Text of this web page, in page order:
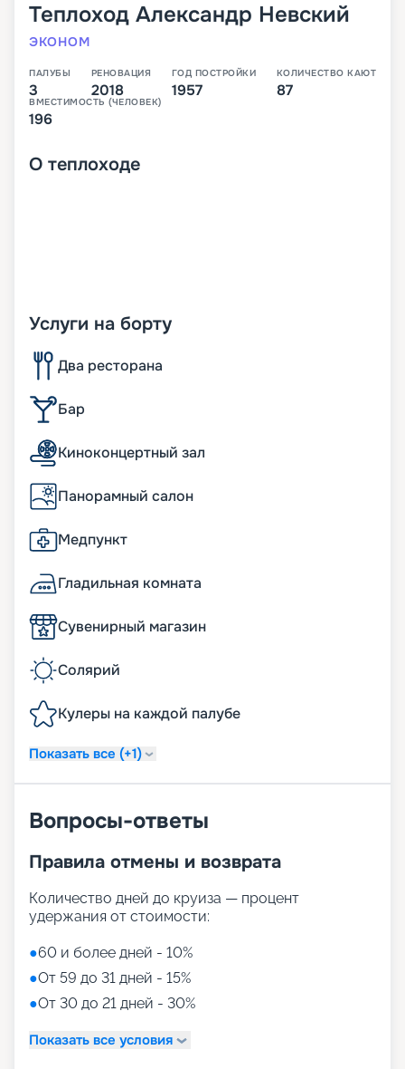
Теплоход Александр Невский
ЭКОНОМ
ПАЛУБЫ
3
РЕНОВАЦИЯ
2018
ГОД ПОСТРОЙКИ
1957
КОЛИЧЕСТВО КАЮТ
87
ВМЕСТИМОСТЬ (ЧЕЛОВЕК)
196
О теплоходе
Услуги на борту
Два ресторана
Бар
Киноконцертный зал
Панорамный салон
Медпункт
Гладильная комната
Сувенирный магазин
Солярий
Кулеры на каждой палубе
Показать все (+1)
Вопросы-ответы
Правила отмены и возврата
Количество дней до круиза — процент
удержания от стоимости:
●60 и более дней - 10%
●От 59 до 31 дней - 15%
●От 30 до 21 дней - 30%
Показать все условия